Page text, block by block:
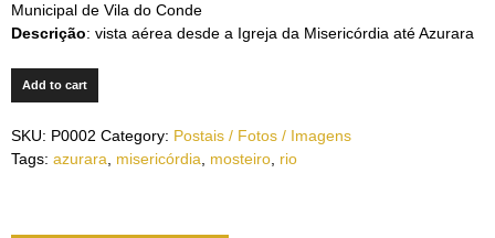
Municipal de Vila do Conde
Descrição: vista aérea desde a Igreja da Misericórdia até Azurara
Add to cart
SKU: P0002 Category: Postais / Fotos / Imagens
Tags: azurara, misericórdia, mosteiro, rio